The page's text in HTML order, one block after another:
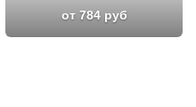
от 784 руб